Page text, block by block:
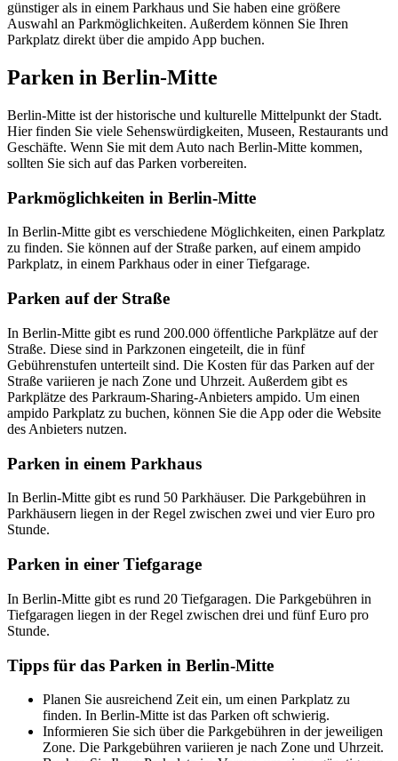
günstiger als in einem Parkhaus und Sie haben eine größere
Auswahl an Parkmöglichkeiten. Außerdem können Sie Ihren
Parkplatz direkt über die ampido App buchen.
Parken in Berlin-Mitte
Berlin-Mitte ist der historische und kulturelle Mittelpunkt der Stadt.
Hier finden Sie viele Sehenswürdigkeiten, Museen, Restaurants und
Geschäfte. Wenn Sie mit dem Auto nach Berlin-Mitte kommen,
sollten Sie sich auf das Parken vorbereiten.
Parkmöglichkeiten in Berlin-Mitte
In Berlin-Mitte gibt es verschiedene Möglichkeiten, einen Parkplatz
zu finden. Sie können auf der Straße parken, auf einem ampido
Parkplatz, in einem Parkhaus oder in einer Tiefgarage.
Parken auf der Straße
In Berlin-Mitte gibt es rund 200.000 öffentliche Parkplätze auf der
Straße. Diese sind in Parkzonen eingeteilt, die in fünf
Gebührenstufen unterteilt sind. Die Kosten für das Parken auf der
Straße variieren je nach Zone und Uhrzeit. Außerdem gibt es
Parkplätze des Parkraum-Sharing-Anbieters ampido. Um einen
ampido Parkplatz zu buchen, können Sie die App oder die Website
des Anbieters nutzen.
Parken in einem Parkhaus
In Berlin-Mitte gibt es rund 50 Parkhäuser. Die Parkgebühren in
Parkhäusern liegen in der Regel zwischen zwei und vier Euro pro
Stunde.
Parken in einer Tiefgarage
In Berlin-Mitte gibt es rund 20 Tiefgaragen. Die Parkgebühren in
Tiefgaragen liegen in der Regel zwischen drei und fünf Euro pro
Stunde.
Tipps für das Parken in Berlin-Mitte
Planen Sie ausreichend Zeit ein, um einen Parkplatz zu
finden. In Berlin-Mitte ist das Parken oft schwierig.
Informieren Sie sich über die Parkgebühren in der jeweiligen
Zone. Die Parkgebühren variieren je nach Zone und Uhrzeit.